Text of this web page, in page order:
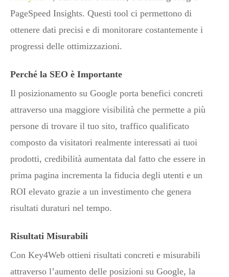
PageSpeed Insights. Questi tool ci permettono di
ottenere dati precisi e di monitorare costantemente i
progressi delle ottimizzazioni.
Perché la SEO è Importante
Il posizionamento su Google porta benefici concreti
attraverso una maggiore visibilità che permette a più
persone di trovare il tuo sito, traffico qualificato
composto da visitatori realmente interessati ai tuoi
prodotti, credibilità aumentata dal fatto che essere in
prima pagina incrementa la fiducia degli utenti e un
ROI elevato grazie a un investimento che genera
risultati duraturi nel tempo.
Risultati Misurabili
Con Key4Web ottieni risultati concreti e misurabili
attraverso l’aumento delle posizioni su Google, la